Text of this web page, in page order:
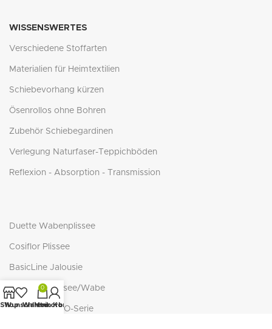
WISSENSWERTES
Verschiedene Stoffarten
Materialien für Heimtextilien
Schiebevorhang kürzen
Ösenrollos ohne Bohren
Zubehör Schiebegardinen
Verlegung Naturfaser-Teppichböden
Reflexion - Absorption - Transmission
Duette Wabenplissee
Cosiflor Plissee
BasicLine Jalousie
BasicLine Plissee/Wabe
NEUTEX - ECO-Serie
Shop
Wunschliste
0
Warenkorb
Mein Konto